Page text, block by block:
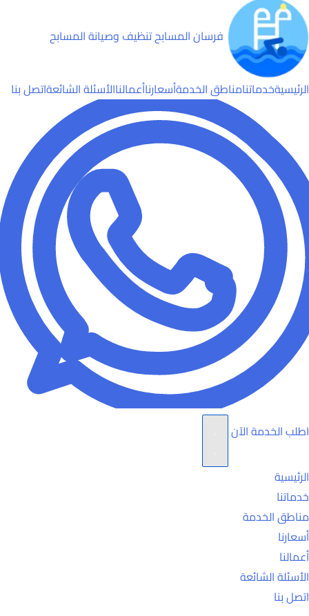
فرسان المسابحتنظيف وصيانة المسابح
الرئيسيةخدماتنامناطق الخدمةأسعارناأعمالناالأسئلة الشائعةاتصل بنا
اطلب الخدمة الآن
الرئيسية
خدماتنا
مناطق الخدمة
أسعارنا
أعمالنا
الأسئلة الشائعة
اتصل بنا